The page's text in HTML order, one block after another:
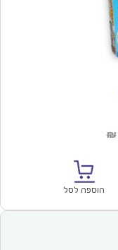
₪
הוספה לסל